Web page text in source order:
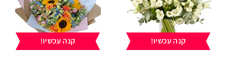
קנה עכשיו! קנה עכשיו!